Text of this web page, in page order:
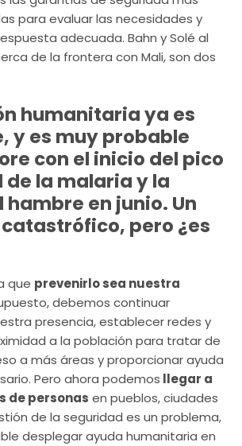
para evaluar las necesidades y
adecuada. Bahn y Solé al
de la frontera con Mali, son dos
humanitaria ya es
y es muy probable
con el inicio del pico
la malaria y la
hambre en junio. Un
pero ¿es
que prevenirlo sea nuestra
debemos continuar
presencia, establecer redes y
a la población para tratar de
a más áreas y proporcionar ayuda
Pero ahora podemos llegar a
de personas en pueblos, ciudades
de la seguridad es un problema,
desplegar ayuda humanitaria en